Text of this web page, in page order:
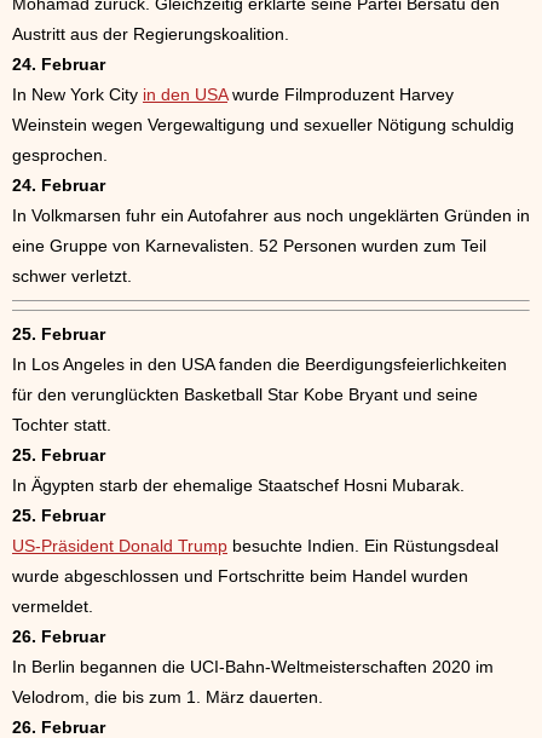
Austritt aus der Regierungskoalition.
24. Februar
In New York City in den USAwurde Filmproduzent Harvey
Weinstein wegen Vergewaltigung und sexueller Nötigung schuldig
gesprochen.
24. Februar
In Volkmarsen fuhr ein Autofahrer aus noch ungeklärten Gründen in
eine Gruppe von Karnevalisten. 52 Personen wurden zum Teil
schwer verletzt.
25. Februar
In Los Angeles in den USA fanden die Beerdigungsfeierlichkeiten
für den verunglückten Basketball Star Kobe Bryant und seine
Tochter statt.
25. Februar
In Ägypten starb der ehemalige Staatschef Hosni Mubarak.
25. Februar
US-Präsident Donald Trump besuchte Indien. Ein Rüstungsdeal
wurde abgeschlossen und Fortschritte beim Handel wurden
vermeldet.
26. Februar
In Berlin begannen die UCI-Bahn-Weltmeisterschaften 2020 im
Velodrom, die bis zum 1. März dauerten.
26. Februar